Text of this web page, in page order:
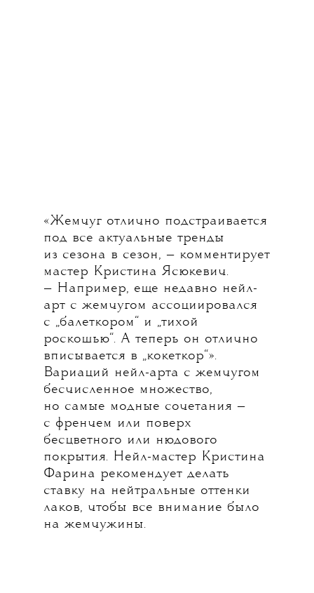
«Жемчуг отлично подстраивается
под все актуальные тренды
из сезона в сезон, — комментирует
мастер Кристина Ясюкевич.
— Например, еще недавно нейл-
арт с жемчугом ассоциировался
с „балеткором“ и „тихой
роскошью“. А теперь он отлично
вписывается в „кокеткор“».
Вариаций нейл-арта с жемчугом
бесчисленное множество,
но самые модные сочетания —
с френчем или поверх
бесцветного или нюдового
покрытия. Нейл-мастер Кристина
Фарина рекомендует делать
ставку на нейтральные оттенки
лаков, чтобы все внимание было
на жемчужины.